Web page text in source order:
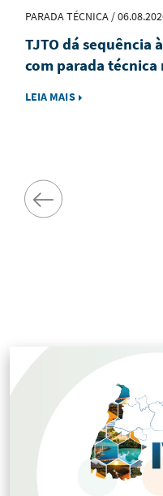
PARADA TÉCNICA /
TJTO dá sequência
com parada técnica
LEIA MAIS